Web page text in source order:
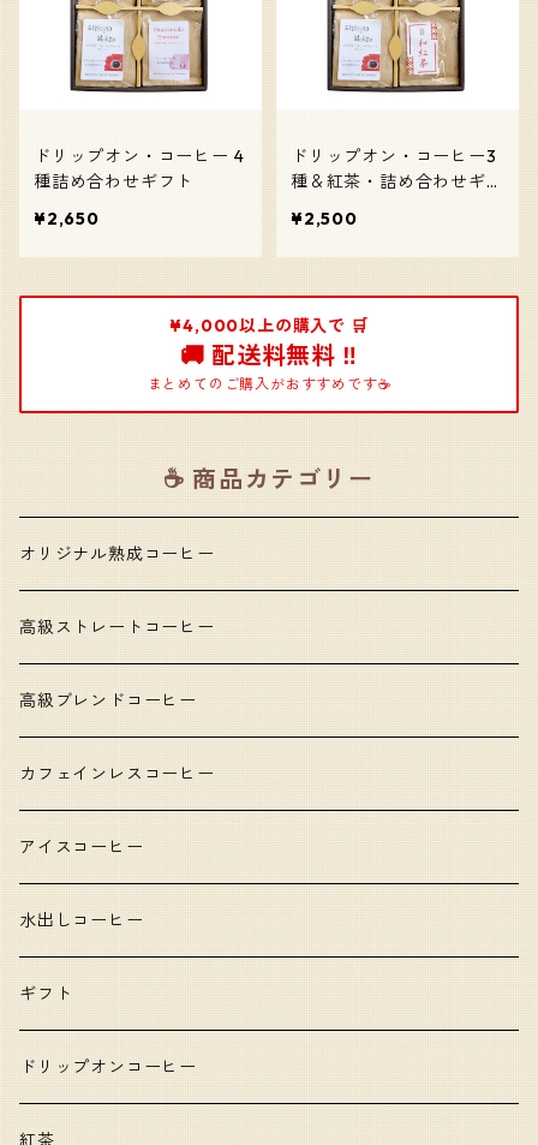
ドリップオン・コーヒー 4
種詰め合わせギフト
¥2,650
ドリップオン・コーヒー3
種＆紅茶・詰め合わせギフ
¥2,500
¥4,000以上の購入で 🛒
🚚 配送料無料 ‼️
まとめてのご購入がおすすめです☕️
☕️ 商品カテゴリー
オリジナル熟成コーヒー
高級ストレートコーヒー
高級ブレンドコーヒー
カフェインレスコーヒー
アイスコーヒー
水出しコーヒー
ギフト
ドリップオンコーヒー
紅茶